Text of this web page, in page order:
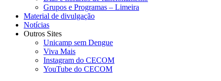
Grupos e Programas – Limeira
Material de divulgação
Notícias
Outros Sites
Unicamp sem Dengue
Viva Mais
Instagram do CECOM
YouTube do CECOM